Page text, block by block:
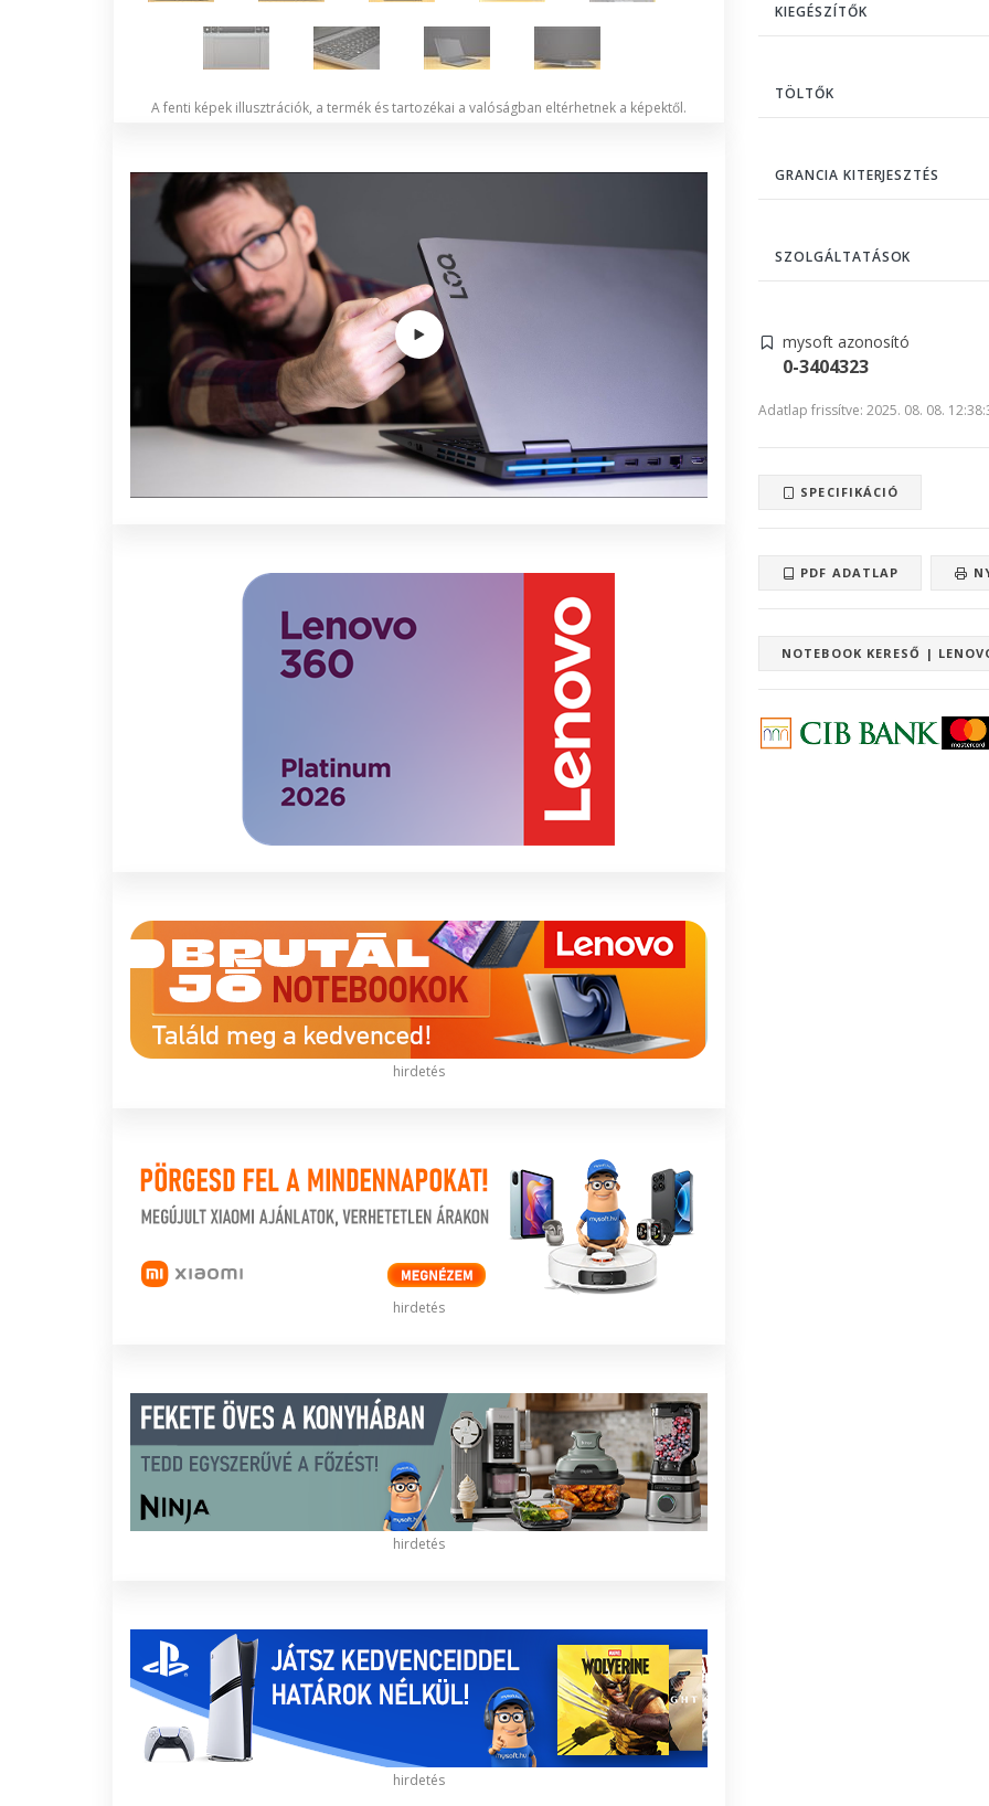
A fenti képek illusztrációk, a termék és tartozékai a valóságban eltérhetnek a képektől.
hirdetés
hirdetés
hirdetés
hirdetés
KIEGÉSZÍTŐK
TÖLTŐK
GRANCIA KITERJESZTÉS
SZOLGÁLTATÁSOK
mysoft azonosító
0-3404323
Adatlap frissítve: 2025. 08. 08.
SPECIFIKÁCIÓ
PDF ADATLAP
NOTEBOOK KERESŐ |